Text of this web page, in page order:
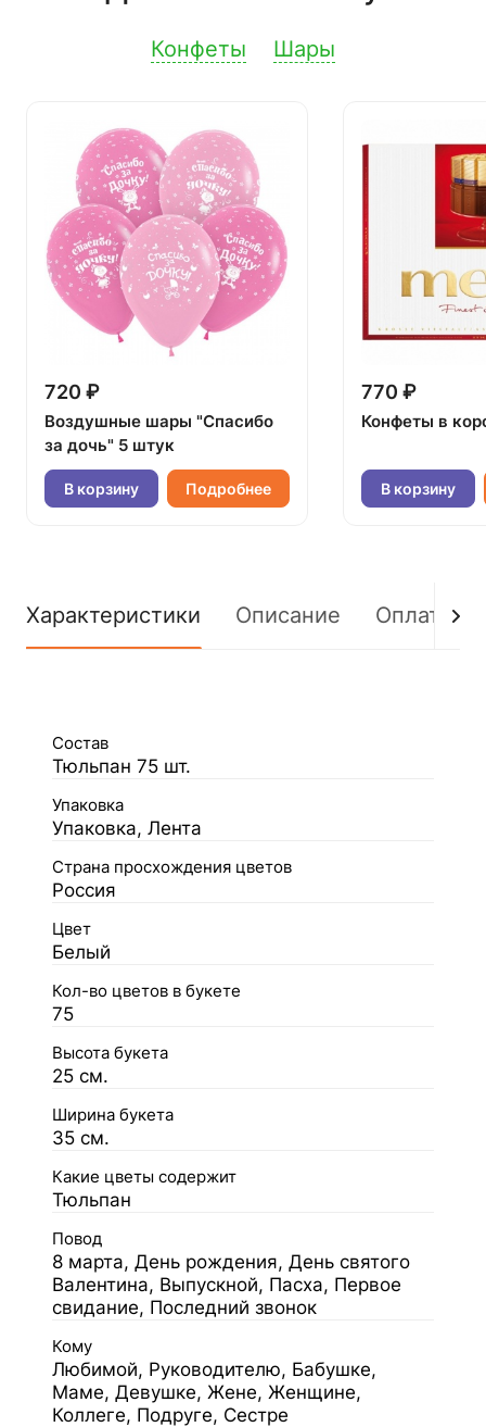
Конфеты Шары
720 ₽
Воздушные шары "Спасибо
за дочь" 5 штук
В корзину Подробнее
770 ₽
Конфеты в
В корзину
Характеристики Описание Оплата
Состав
Тюльпан 75 шт.
Упаковка
Упаковка, Лента
Страна просхождения цветов
Россия
Цвет
Белый
Кол-во цветов в букете
75
Высота букета
25 см.
Ширина букета
35 см.
Какие цветы содержит
Тюльпан
Повод
8 марта, День рождения, День святого
Валентина, Выпускной, Пасха, Первое
свидание, Последний звонок
Кому
Любимой, Руководителю, Бабушке,
Маме, Девушке, Жене, Женщине,
Коллеге, Подруге, Сестре